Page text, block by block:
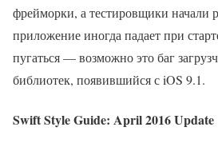
фрейморки, а тестировщики начали
приложение иногда падает при
пугаться — возможно это баг
библиотек, появившийся с iOS 9.1.
Swift Style Guide: April 2016 Update